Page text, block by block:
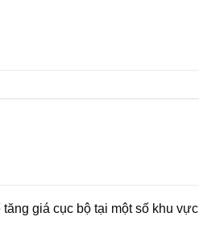
tăng giá cục bộ tại một số khu vực